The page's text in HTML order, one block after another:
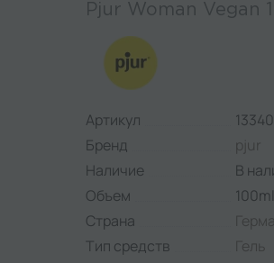
Pjur Woman Vegan
Артикул
13340
Бренд
pjur
Наличие
В
Объем
100ml
Страна
Тип средств
Гель